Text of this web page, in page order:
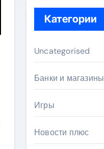
Категории
Uncategorised
Банки и магазины
Игры
Новости плюс